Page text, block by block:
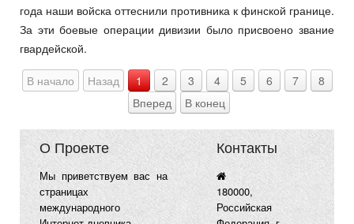
года наши войска оттеснили противника к финской границе.
За эти боевые операции дивизии было присвоено звание
гвардейской.
В начало Назад 1 2 3 4 5 6 7
8
Вперед
В конец
О Проекте
Мы приветствуем вас на
страницах
международного
Контакты
180000,
Российская